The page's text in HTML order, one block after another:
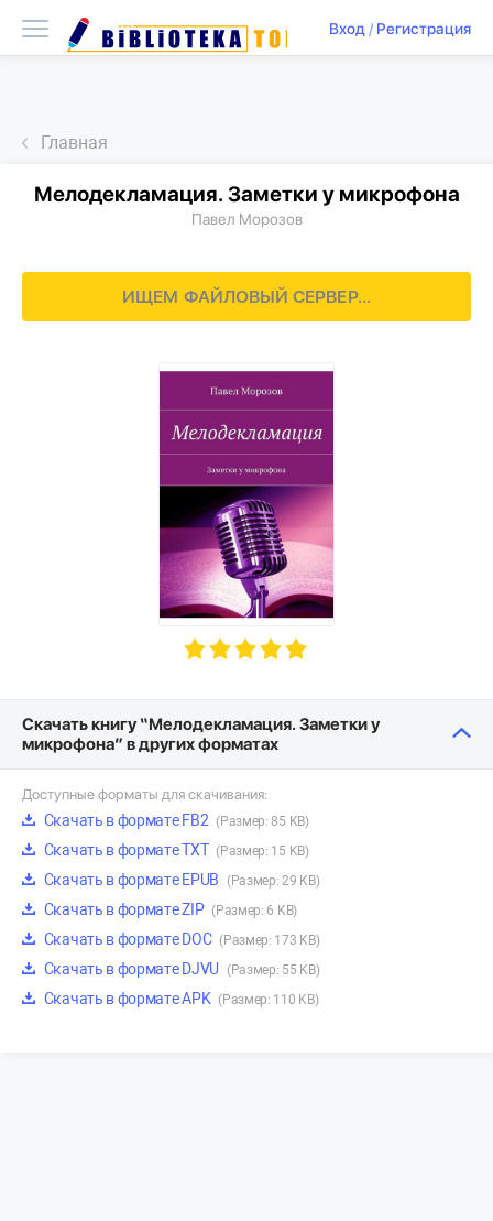
Вход/ Регистрация
Главная
Мелодекламация. Заметки у микрофона
Павел Морозов
ИЩЕМ ФАЙЛОВЫЙ СЕРВЕР...
Скачать книгу “Мелодекламация. Заметки у
микрофона” в других форматах
Доступные форматы для скачивания:
Скачать в формате FB2 (Размер: 85 KB)
Скачать в формате TXT (Размер: 15 KB)
Скачать в формате EPUB (Размер: 29 KB)
Скачать в формате ZIP (Размер: 6 KB)
Скачать в формате DOC (Размер: 173 KB)
Скачать в формате DJVU (Размер: 55 KB)
Скачать в формате APK (Размер: 110 KB)